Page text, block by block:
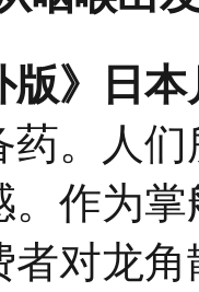
版》日
药。人
。作为
者对龙